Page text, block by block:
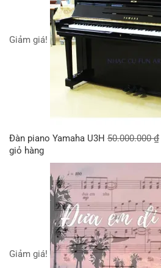
Giảm giá!
Đàn piano Yamaha U3H 50.000.000₫
giỏ hàng
Giảm giá!